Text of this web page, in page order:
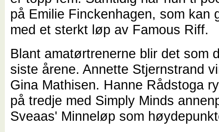
på Emilie Finckenhagen, som kan
med et sterkt løp av Famous Riff.
Blant amatørtrenerne blir det som
siste årene. Annette Stjernstrand
Gina Mathisen. Hanne Rådstoga
på tredje med Simply Minds
Sveaas' Minneløp som